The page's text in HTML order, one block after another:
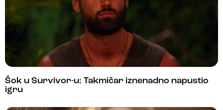
Šok u Survivor-u: Takmičar iznenadno napustio
igru